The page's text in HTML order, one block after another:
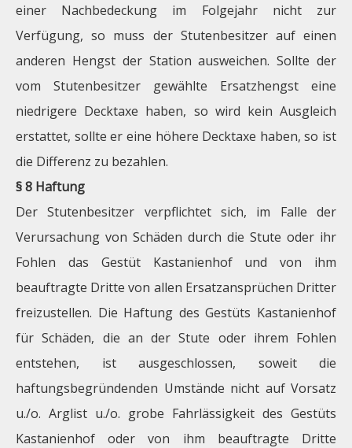
einer Nachbedeckung im Folgejahr nicht zur
Verfügung, so muss der Stutenbesitzer auf einen
anderen Hengst der Station ausweichen. Sollte der
vom Stutenbesitzer gewählte Ersatzhengst eine
niedrigere Decktaxe haben, so wird kein Ausgleich
erstattet, sollte er eine höhere Decktaxe haben, so ist
die Differenz zu bezahlen.
§ 8 Haftung
Der Stutenbesitzer verpflichtet sich, im Falle der
Verursachung von Schäden durch die Stute oder ihr
Fohlen das Gestüt Kastanienhof und von ihm
beauftragte Dritte von allen Ersatzansprüchen Dritter
freizustellen. Die Haftung des Gestüts Kastanienhof
für Schäden, die an der Stute oder ihrem Fohlen
entstehen, ist ausgeschlossen, soweit die
haftungsbegründenden Umstände nicht auf Vorsatz
u./o. Arglist u./o. grobe Fahrlässigkeit des Gestüts
Kastanienhof oder von ihm beauftragte Dritte